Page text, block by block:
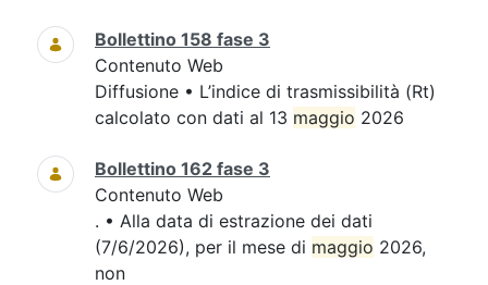
Bollettino 158 fase 3
Contenuto Web
Diffusione • L’indice di trasmissibilità (Rt)
calcolato con dati al 13 maggio 2026
Bollettino 162 fase 3
Contenuto Web
. • Alla data di estrazione dei dati
(7/6/2026), per il mese di maggio 2026,
non